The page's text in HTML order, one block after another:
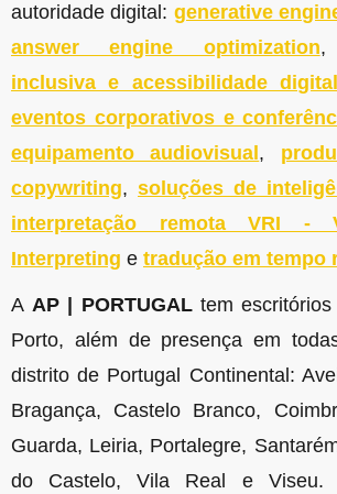
autoridade digital: generative
answer engine optimization
inclusiva e acessibilidade digital
eventos corporativos e
equipamento audiovisual ,
copywriting, soluções de
interpretação remota VRI -
Interpreting e tradução em tempo
A AP | PORTUGAL tem
Porto, além de presença em
distrito de Portugal Continental:
Bragança, Castelo Branco,
Guarda, Leiria, Portalegre,
do Castelo, Vila Real e Viseu.